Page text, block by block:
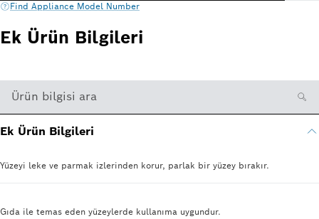
Find Appliance Model Number
Ek Ürün Bilgileri
Ürün bilgisi ara
Ek Ürün Bilgileri
Yüzeyi leke ve parmak izlerinden korur, parlak bir yüzey bırakır.
Gıda ile temas eden yüzeylerde kullanıma uygundur.